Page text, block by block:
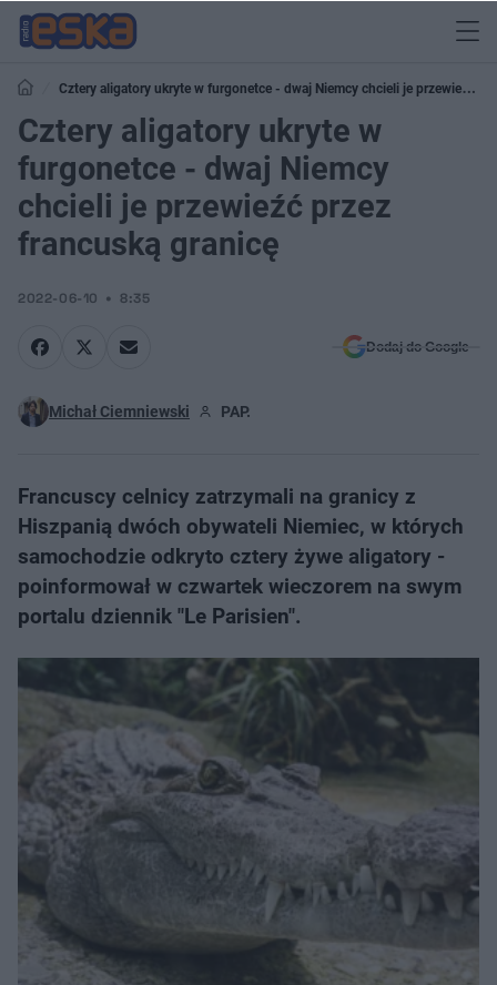
Cztery aligatory ukryte w furgonetce - dwaj Niemcy chcieli je przewieźć
przez francuską granicę
Cztery aligatory ukryte w
furgonetce - dwaj Niemcy
chcieli je przewieźć przez
francuską granicę
2022-06-10 8:35
Dodaj do Google
Michał Ciemniewski PAP.
Francuscy celnicy zatrzymali na granicy z
Hiszpanią dwóch obywateli Niemiec, w których
samochodzie odkryto cztery żywe aligatory -
poinformował w czwartek wieczorem na swym
portalu dziennik "Le Parisien".